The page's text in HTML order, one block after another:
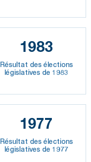
1983
Résultat des élections
législatives de 1983
1977
Résultat des élections
législatives de 1977